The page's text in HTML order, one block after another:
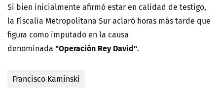
Si bien inicialmente afirmó estar en calidad de testigo,
la Fiscalía Metropolitana Sur aclaró horas más tarde que
figura como imputado en la causa
denominada "Operación Rey David".
Francisco Kaminski